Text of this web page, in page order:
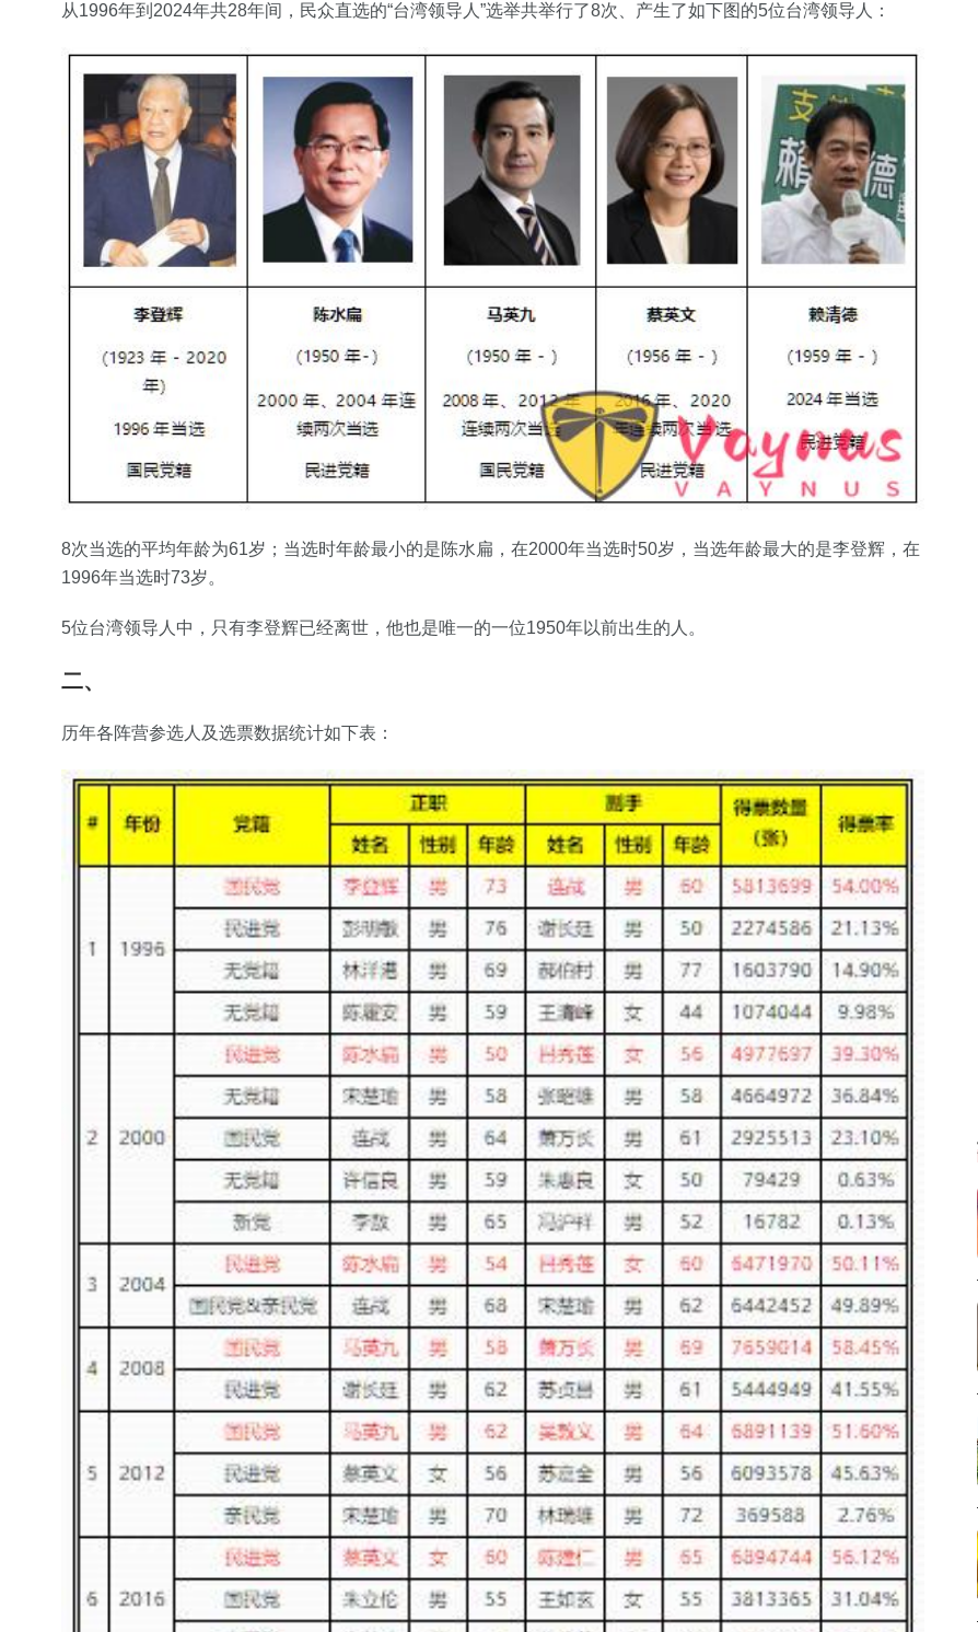
从1996年到2024年共28年间，民众直选的“台湾领导人”选举共举行了8次、产生了如下图的5位台湾领导人：
8次当选的平均年龄为61岁；当选时年龄最小的是陈水扁，在2000年当选时50岁，当选年龄最大的是李登辉，在
1996年当选时73岁。
5位台湾领导人中，只有李登辉已经离世，他也是唯一的一位1950年以前出生的人。
二、
历年各阵营参选人及选票数据统计如下表：